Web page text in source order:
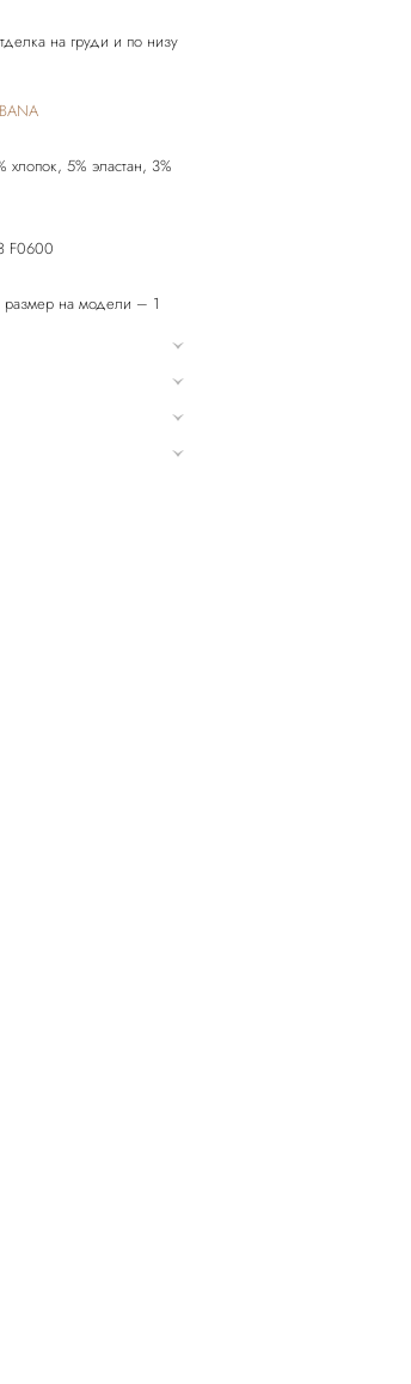
на груди и по низу
5% эластан, 3%
F0600
на модели – 1